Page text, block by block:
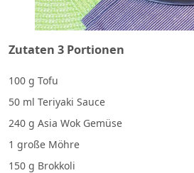
Zutaten 3 Portionen
100 g Tofu
50 ml Teriyaki Sauce
240 g Asia Wok Gemüse
1 große Möhre
150 g Brokkoli